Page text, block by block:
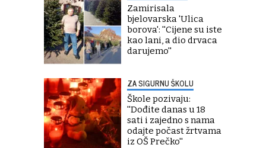
Zamirisala
bjelovarska 'Ulica
borova': ''Cijene su iste
kao lani, a dio drvaca
darujemo''
ZA SIGURNU ŠKOLU
Škole pozivaju:
''Dođite danas u 18
sati i zajedno s nama
odajte počast žrtvama
iz OŠ Prečko''